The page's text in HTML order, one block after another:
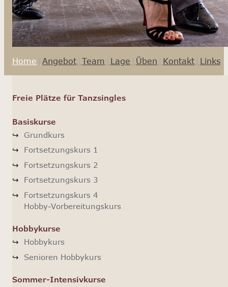
Home Angebot Team Lage Üben Kontakt Links
Freie Plätze für Tanzsingles
Basiskurse
Grundkurs
Fortsetzungskurs 1
Fortsetzungskurs 2
Fortsetzungskurs 3
Fortsetzungskurs 4
Hobby-Vorbereitungskurs
Hobbykurse
Hobbykurs
Senioren Hobbykurs
Sommer-Intensivkurse